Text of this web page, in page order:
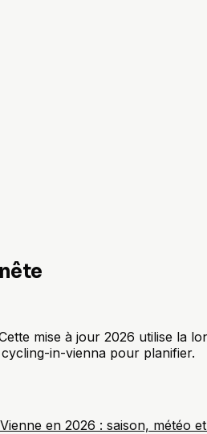
mise à jour 2026 utilise la
in-vienna pour planifier.
en 2026 : saison, météo